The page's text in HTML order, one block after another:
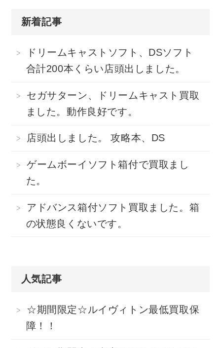
新着記事
ドリームキャストソフト、DSソフト
合計200本くらい店頭出しました。
セガサターン、ドリームキャスト買取
ました。動作良好です。
店頭出しました。 攻略本、DS
ゲームボーイソフト箱付で買取まし
た。
アドバンス箱付ソフト買取ました。箱
の状態良くないです。
人気記事
☆期間限定☆ルイヴィトン最低買取保
障！！